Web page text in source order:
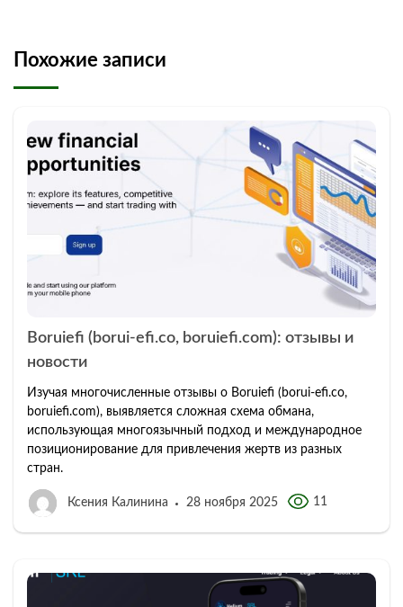
Похожие записи
Boruiefi (borui-efi.co, boruiefi.com): отзывы и
новости
Изучая многочисленные отзывы о Boruiefi (borui-efi.co,
boruiefi.com), выявляется сложная схема обмана,
использующая многоязычный подход и международное
позиционирование для привлечения жертв из разных
стран.
Ксения Калинина 28 ноября 2025 11